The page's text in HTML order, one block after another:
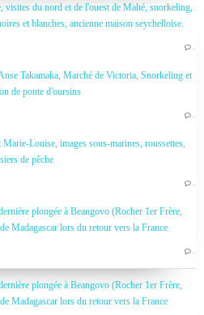
visites du nord et de l'ouest de Mahé, snorkeling,
et blanches, ancienne maison seychelloise.
…
Takamaka, Marché de Victoria, Snorkeling et
de ponte d'oursins
…
Louise, images sous-marines, roussettes,
de pêche
…
plongée à Beangovo (Rocher 1er Frère,
Madagascar lors du retour vers la France
…
plongée à Beangovo (Rocher 1er Frère,
Madagascar lors du retour vers la France